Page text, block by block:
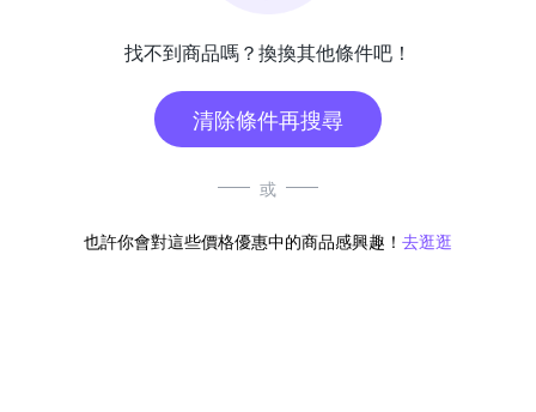
找不到商品嗎？換換其他條件吧！
清除條件再搜尋
或
也許你會對這些價格優惠中的商品感興趣！ 去逛逛